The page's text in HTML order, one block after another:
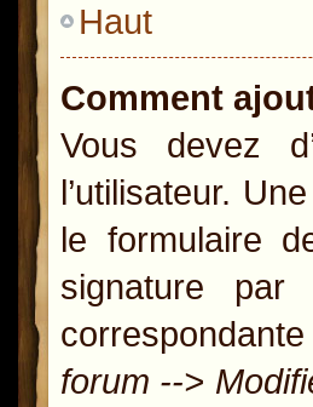
Haut
Comment
Vous devez
l’utilisateur.
le formulaire
signature
forum -->